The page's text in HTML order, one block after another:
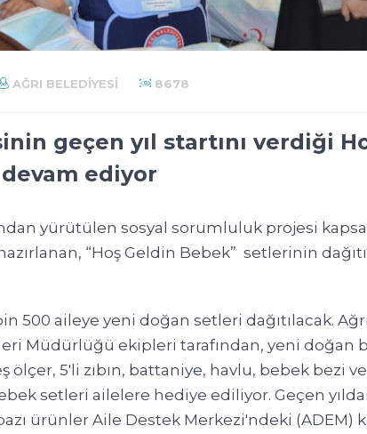
AĞRI BELEDIYESI 8678
geçen yıl startını verdiği
ediyor
yürütülen sosyal sorumluluk projesi
“Hoş Geldin Bebek” setlerinin
500 aileye yeni doğan setleri dağıtılacak.
Müdürlüğü ekipleri tarafından, yeni doğan
ölçer, 5'li zıbın, battaniye, havlu, bebek bezi
setleri ailelere hediye ediliyor. Geçen
ürünler Aile Destek Merkezi'ndeki (ADEM)